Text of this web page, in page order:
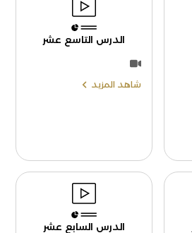
الدرس التاسع عشر
شاهد المزيد
الدرس السابع عشر